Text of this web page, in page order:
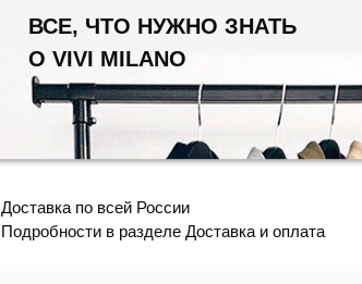
ВСЕ, ЧТО НУЖНО ЗНАТЬ
О VIVI MILANO
Доставка по всей России
Подробности в разделе Доставка и оплата